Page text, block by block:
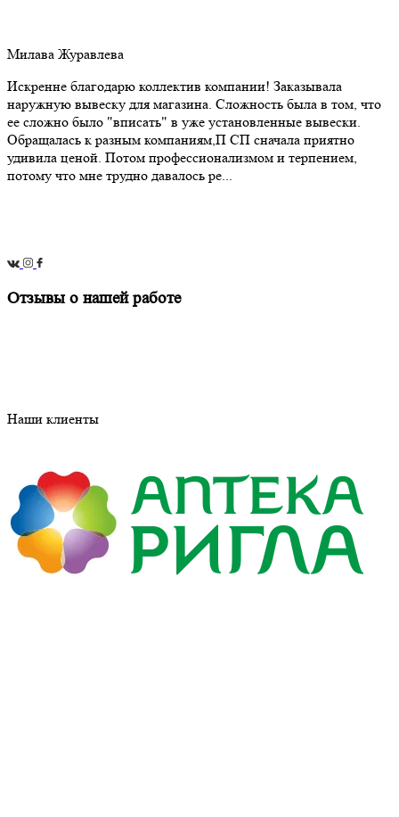
Милава Журавлева
Искренне благодарю коллектив компании! Заказывала
наружную вывеску для магазина. Сложность была в том, что
ее сложно было "вписать" в уже установленные вывески.
Обращалась к разным компаниям,П СП сначала приятно
удивила ценой. Потом профессионализмом и терпением,
потому что мне трудно давалось ре...
Отзывы о нашей работе
Наши клиенты